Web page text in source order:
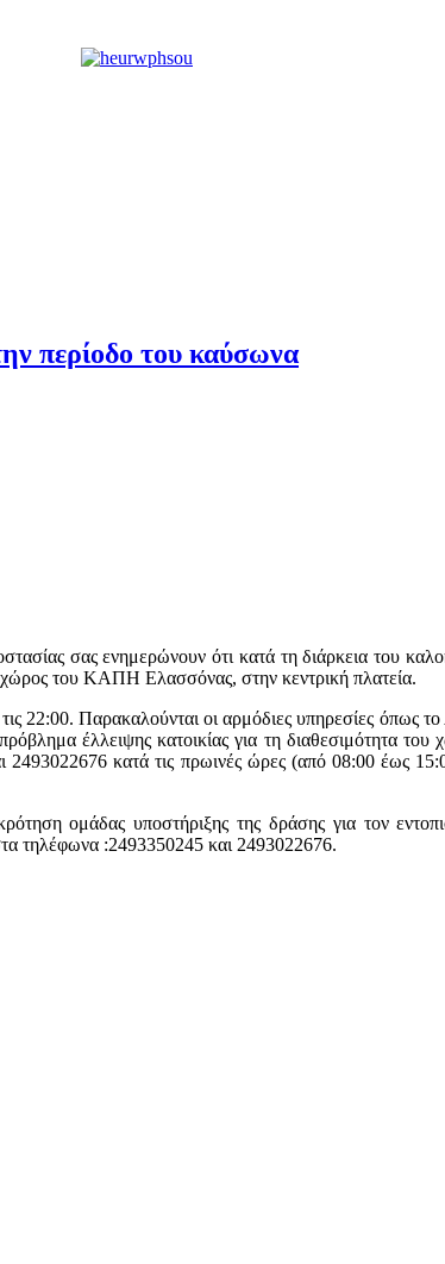
περίοδο του καύσωνα
σας ενημερώνουν ότι κατά τη διάρκεια του
του ΚΑΠΗ Ελασσόνας, στην κεντρική πλατεία.
22:00. Παρακαλούνται οι αρμόδιες υπηρεσίες
έλλειψης κατοικίας για τη διαθεσιμότητα
κατά τις πρωινές ώρες (από 08:00 έως
ομάδας υποστήριξης της δράσης για τον
τηλέφωνα :2493350245 και 2493022676.